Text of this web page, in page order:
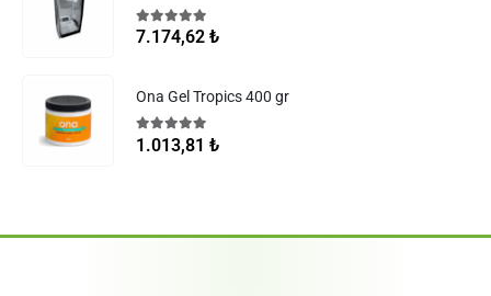
5.005 üzerinden
7.174,62 ₺
Ona Gel Tropics 400 gr
5.005 üzerinden
1.013,81 ₺